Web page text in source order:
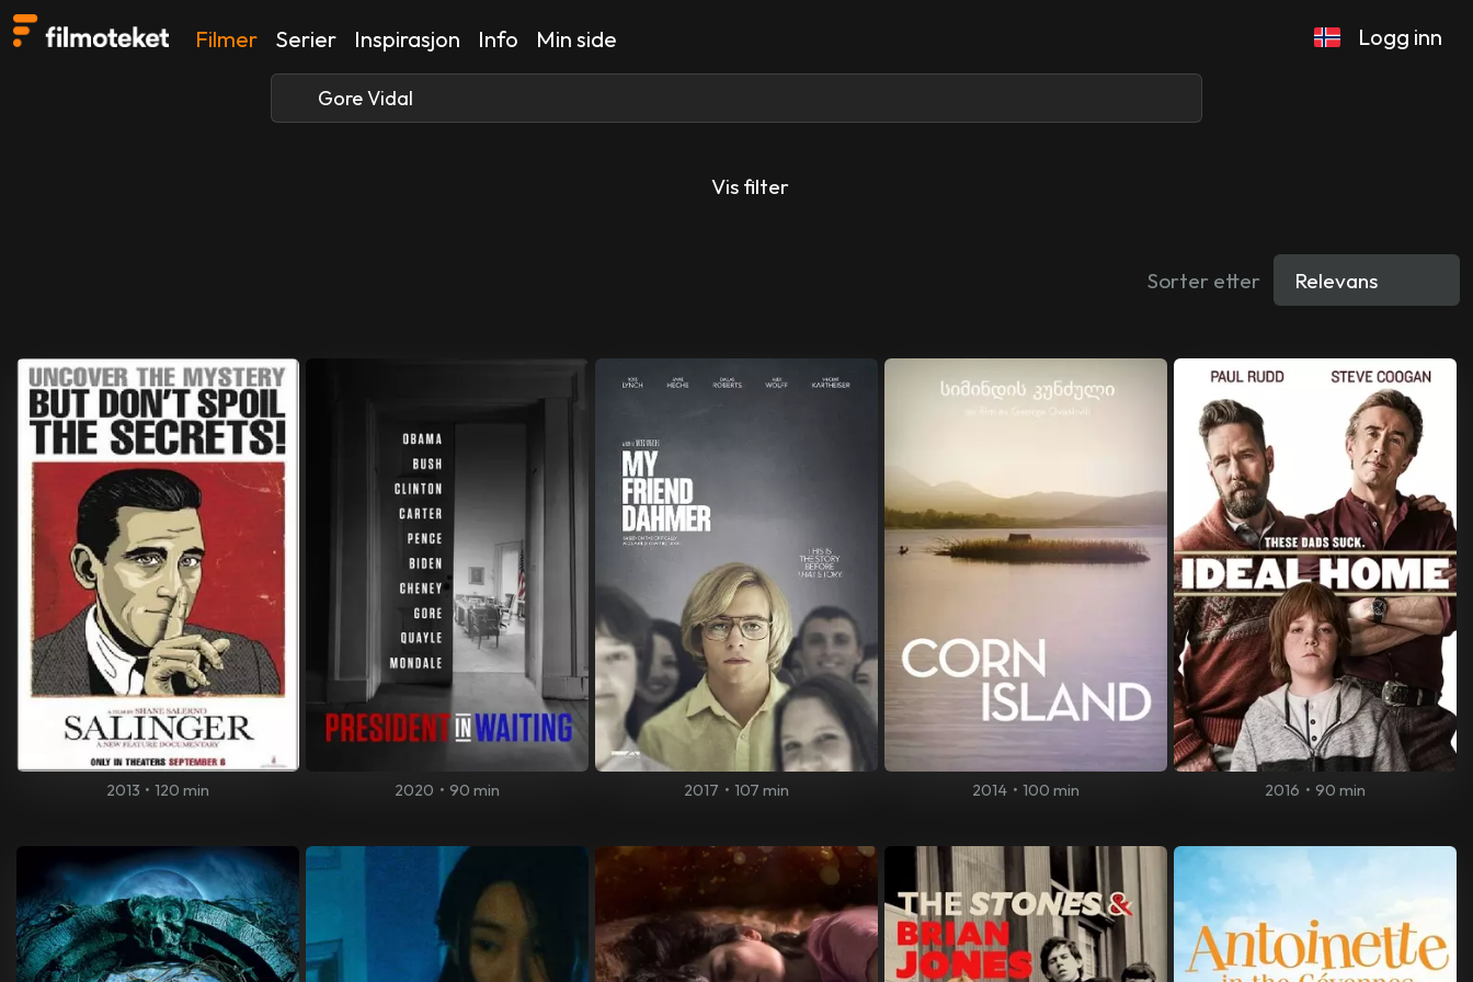
Filmer Serier Inspirasjon Info Min side Logg inn
Vis filter
Sorter etter
2013 • 120 min 2020 • 90 min 2017 • 107 min 2014 • 100 min 2016 • 90 min